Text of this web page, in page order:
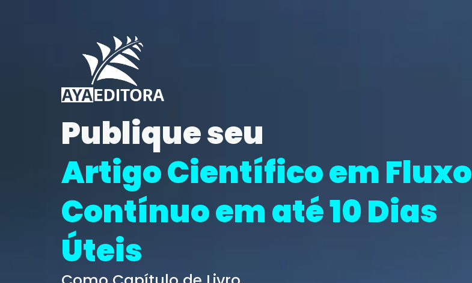
Publique seu
Artigo Científico em Fluxo
Contínuo em até 10 Dias
Úteis